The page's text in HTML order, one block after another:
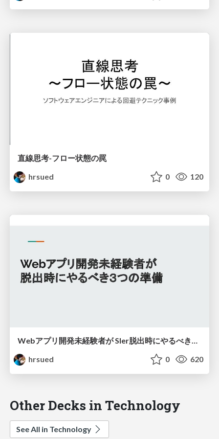
直線思考-フロー状態の罠
hrsued
0 120
Webアプリ開発未経験者が SIer脱出時にやるべき３つの準備
hrsued
0 620
Other Decks in Technology
See All in Technology